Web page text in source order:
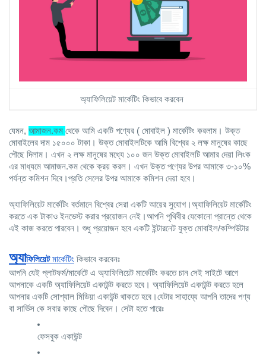
অ্যাফিলিয়েট মার্কেটিং কিভাবে করবেন
যেমন, আমাজন.কম থেকে আমি একটি পণ্যের ( মোবাইল ) মার্কেটিং করলাম। উক্ত
মোবাইলের দাম ১৫০০০ টাকা। উক্ত মোবাইলটিকে আমি বিশ্বের ২ লক্ষ মানুষের কাছে
পৌছে দিলাম। এখন ২ লক্ষ মানুষের মধ্যে ১০০ জন উক্ত মোবাইলটি আমার দেয়া লিংক
এর মাধ্যমে আমাজন.কম থেকে ক্রয় করল। এখন উক্ত পণ্যের উপর আমাকে ৩-১০%
পর্যন্ত কমিশন দিবে।প্রতি সেলের উপর আমাকে কমিশন দেয়া হবে।
অ্যাফিলিয়েট মার্কেটিং বর্তমানে বিশ্বের সেরা একটি আয়ের সুযোগ।অ্যাফিলিয়েট মার্কেটিং
করতে এক টাকাও ইনভেস্ট করার প্রয়োজন নেই।আপনি পৃথিবীর যেকোনো প্রান্তে থেকে
এই কাজ করতে পারবেন। শুধু প্রয়োজন হবে একটি ইন্টারনেট যুক্ত মোবাইল/কম্পিউটার
অ্যাফিলিয়েট মার্কেটিং কিভাবে করবেনঃ
আপনি যেই প্লাটফর্ম/মার্কেটে এ অ্যাফিলিয়েট মার্কেটিং করতে চান সেই সাইটে আগে
আপনাকে একটি অ্যাফিলিয়েট একাউন্ট করতে হবে। অ্যাফিলিয়েট একাউন্ট করতে হলে
আপনার একটি সোশ্যাল মিডিয়া একাউন্ট থাকতে হবে।যেটার সাহায্যে আপনি তাদের পণ্য
বা সার্ভিস কে সবার কাছে পৌছে দিবেন। সেটা হতে পারেঃ
ফেসবুক একাউন্ট